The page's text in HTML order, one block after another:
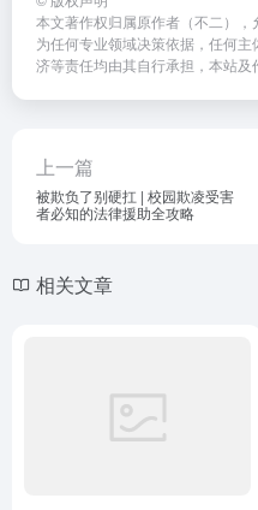
本文著作权归属原作者（不二）
为任何专业领域决策依据，任何
济等责任均由其自行承担，本站及
上一篇
被欺负了别硬扛 | 校园欺凌受害
者必知的法律援助全攻略
相关文章